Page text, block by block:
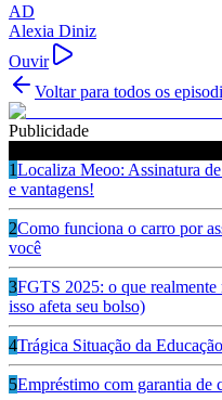
AD
Alexia Diniz
Ouvir
Voltar para todos os
Publicidade
1Localiza Meoo: Assinatura
e vantagens!
2Como funciona o carro por
você
3FGTS 2025: o que
isso afeta seu bolso)
4Trágica Situação da
5Empréstimo com garantia de